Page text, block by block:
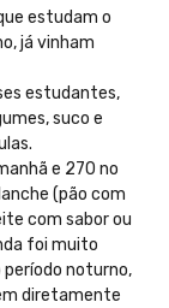
estudam o
já vinham
estudantes,
suco e
e 270 no
(pão com
com sabor ou
foi muito
noturno,
diretamente